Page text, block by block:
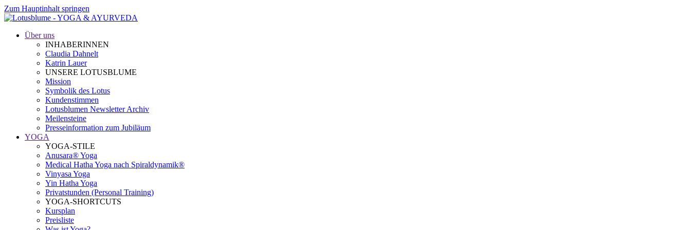
Zum Hauptinhalt springen
Über uns
INHABERINNEN
Claudia Dahnelt
Katrin Lauer
UNSERE LOTUSBLUME
Mission
Symbolik des Lotus
Kundenstimmen
Lotusblumen Newsletter Archiv
Meilensteine
Presseinformation zum Jubiläum
YOGA
YOGA-STILE
Anusara® Yoga
Medical Hatha Yoga nach Spiraldynamik®
Vinyasa Yoga
Yin Hatha Yoga
Privatstunden (Personal Training)
YOGA-SHORTCUTS
Kursplan
Preisliste